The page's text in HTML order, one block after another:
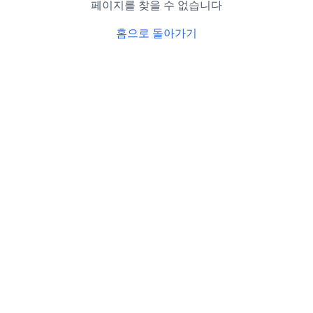
페이지를 찾을 수 없습니다
홈으로 돌아가기